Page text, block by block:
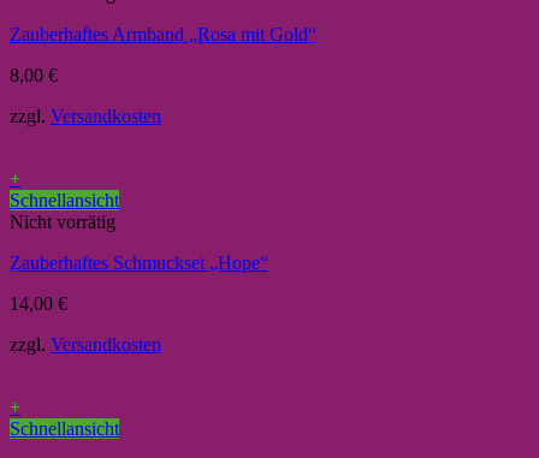
Zauberhaftes Armband „Rosa mit Gold“
8,00 €
zzgl. Versandkosten
+
Schnellansicht
Nicht vorrätig
Zauberhaftes Schmuckset „Hope“
14,00 €
zzgl. Versandkosten
+
Schnellansicht